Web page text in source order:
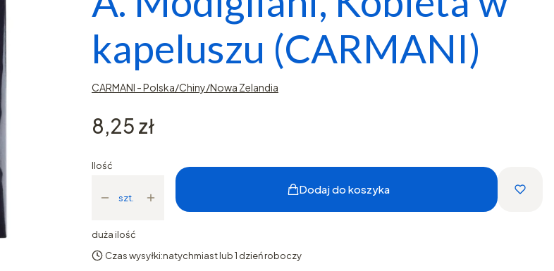
kapeluszu (CARMANI)
CARMANI - Polska/Chiny/Nowa Zelandia
Cena
8,25 zł
Ilość
szt.
Dodaj do koszyka
duża ilość
Czas wysyłki:natychmiast lub 1 dzień roboczy